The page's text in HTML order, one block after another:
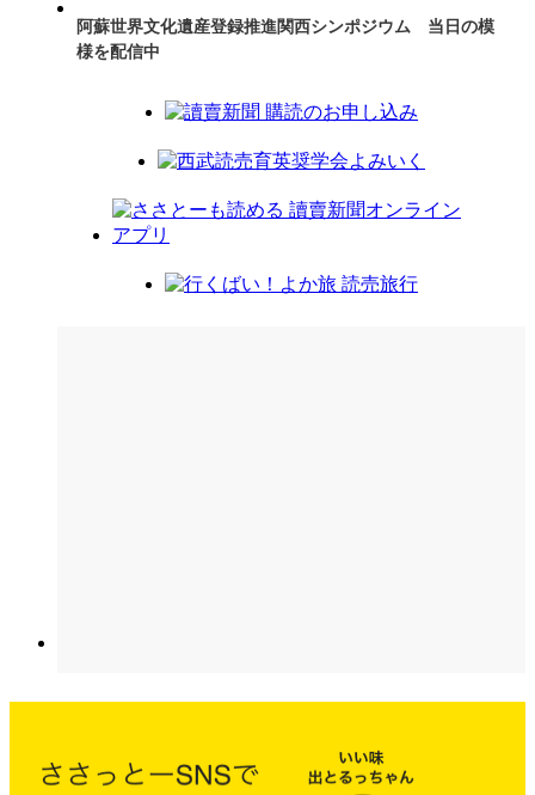
阿蘇世界文化遺産登録推進関西シンポジウム 当日の模
様を配信中